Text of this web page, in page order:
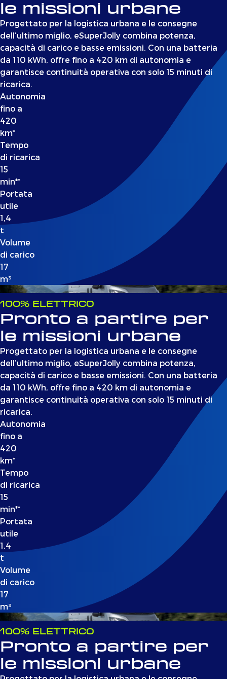
le missioni urbane
Progettato per la logistica urbana e le consegne
dell’ultimo miglio, eSuperJolly combina potenza,
capacità di carico e basse emissioni. Con una batteria
da 110 kWh, offre fino a 420 km di autonomia e
garantisce continuità operativa con solo 15 minuti di
ricarica.
Autonomia
fino a
420
km*
Tempo
di ricarica
15
min**
Portata
utile
1,4
t
Volume
di carico
17
m³
100% ELETTRICO
Pronto a partire per
le missioni urbane
Progettato per la logistica urbana e le consegne
dell’ultimo miglio, eSuperJolly combina potenza,
capacità di carico e basse emissioni. Con una batteria
da 110 kWh, offre fino a 420 km di autonomia e
garantisce continuità operativa con solo 15 minuti di
ricarica.
Autonomia
fino a
420
km*
Tempo
di ricarica
15
min**
Portata
utile
1,4
t
Volume
di carico
17
m³
100% ELETTRICO
Pronto a partire per
le missioni urbane